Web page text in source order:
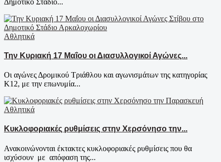
Αθλητικά
Την Κυριακή 17 Μαΐου οι Διασυλλογικοί Αγώνες...
Οι αγώνες Δρομικού Τριάθλου και αγωνισμάτων της κατηγορίας
Κ12, με την επωνυμία...
Αθλητικά
Κυκλοφοριακές ρυθμίσεις στην Χερσόνησο την...
Ανακοινώνονται έκτακτες κυκλοφοριακές ρυθμίσεις που θα
ισχύσουν με απόφαση της...